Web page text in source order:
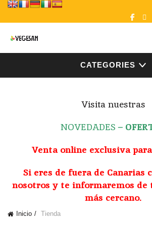
CATEGORIES
Visita nuestras
NOVEDADES –
Venta online exclusiva
Si eres de fuera de Canarias
nosotros y te informaremos
más cercano.
Inicio Tienda